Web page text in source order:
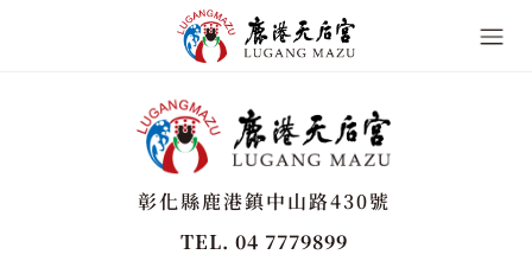
彰化縣鹿港鎮中山路430號
TEL. 04 7779899